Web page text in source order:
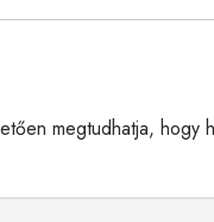
megtudhatja, hogy